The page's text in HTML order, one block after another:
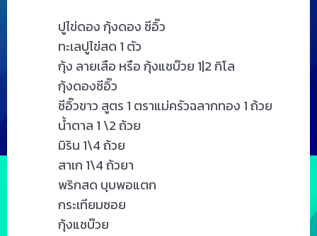
ปูไข่ดอง กุ้งดอง ซีอิ๊ว
ทะเลปูไข่สด 1 ตัว
กุ้ง ลายเสือ หรือ กุ้งแชบ๊วย 1|2 กิโล
กุ้งดองซีอิ๊ว
ซีอิ๊วขาว สูตร 1 ตราแม่ครัวฉลากทอง 1 ถ้วย
น้ำตาล 1 \2 ถ้วย
มิริน 1\4 ถ้วย
สาเก 1\4 ถ้วยา
พริกสด บุบพอแตก
กระเทียมซอย
กุ้งแชบ๊วย